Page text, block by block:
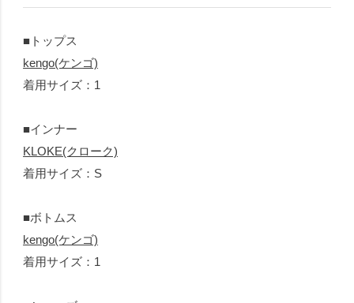
■トップス
kengo(ケンゴ)
着用サイズ：1
■インナー
KLOKE(クローク)
着用サイズ：S
■ボトムス
kengo(ケンゴ)
着用サイズ：1